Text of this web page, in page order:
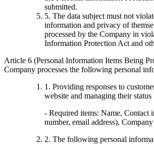
submitted.
5. The data subject must not
information and privacy of
processed by the Company in
Information Protection Act and
Article 6 (Personal Information Items Being
Company processes the following personal
1. Providing responses to
website and managing their status
- Required items: Name, Contact
number, email address),
2. The following personal